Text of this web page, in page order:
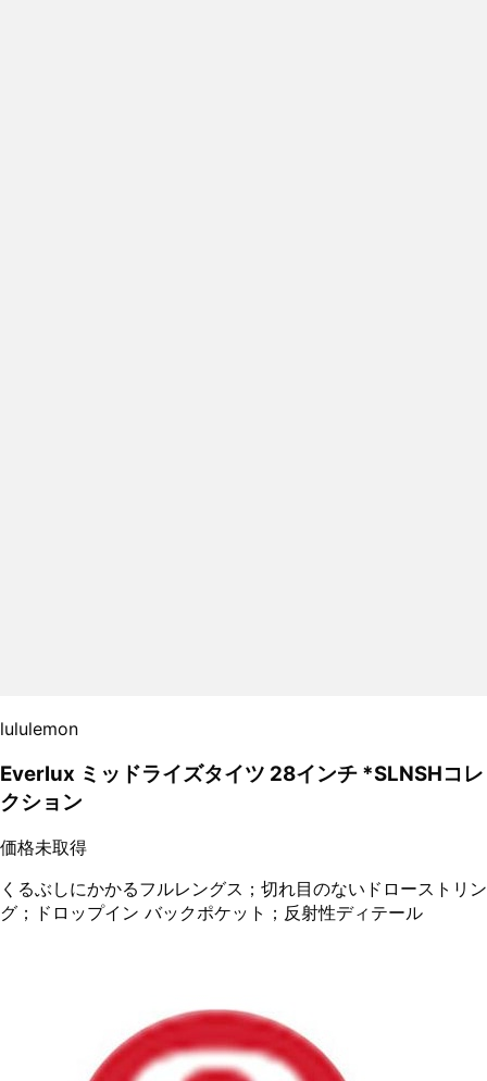
lululemon
Everlux ミッドライズタイツ 28インチ *SLNSHコレ
クション
価格未取得
くるぶしにかかるフルレングス；切れ目のないドローストリン
グ；ドロップイン バックポケット；反射性ディテール